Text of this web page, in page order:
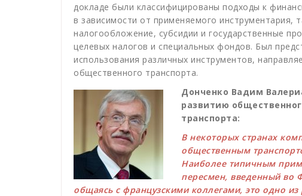
докладе были классифицированы подходы к
в зависимости от применяемого инструментария,
налогообложение, субсидии и государственные
целевых налогов и специальных фондов. Был
использования различных инструментов,
общественного транспорта.
Донченко Вадим
развитию
транспорта:
В некоторых странах
общественным
Наиболее типичным
пересмен, введенный во
общаясь с французскими коллегами, это одно